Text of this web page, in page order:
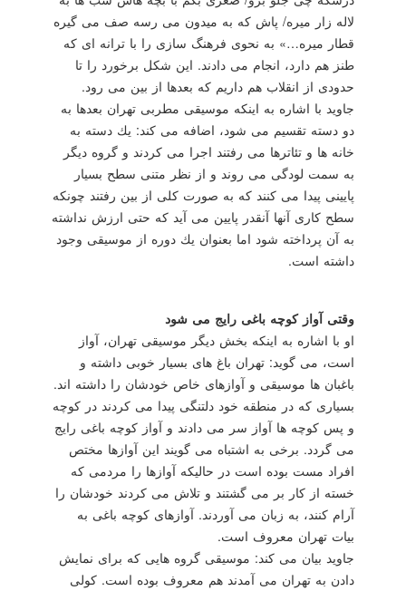
لاله زار میره/ پاش كه به میدون می رسه صف می گیره
قطار میره…» به نحوی فرهنگ سازی را با ترانه ای كه
طنز هم دارد، انجام می دادند. این شكل برخورد را تا
حدودی از انقلاب هم داریم كه بعدها از بین می رود.
جاوید با اشاره به اینكه موسیقی مطربی تهران بعدها به
دو دسته تقسیم می شود، اضافه می كند: یك دسته به
خانه ها و تئاترها می رفتند اجرا می كردند و گروه دیگر
به سمت لودگی می روند و از نظر متنی سطح بسیار
پایینی پیدا می كنند كه به صورت كلی از بین رفتند چونكه
سطح كاری آنها آنقدر پایین می آید كه حتی ارزش نداشته
به آن پرداخته شود اما بعنوان یك دوره از موسیقی وجود
داشته است.
وقتی آواز كوچه باغی رایج می شود
او با اشاره به اینكه بخش دیگر موسیقی تهران، آواز
است، می گوید: تهران باغ های بسیار خوبی داشته و
باغبان ها موسیقی و آوازهای خاص خودشان را داشته اند.
بسیاری كه در منطقه خود دلتنگی پیدا می كردند در كوچه
و پس كوچه ها آواز سر می دادند و آواز كوچه باغی رایج
می گردد. برخی به اشتباه می گویند این آوازها مختص
افراد مست بوده است در حالیكه آوازها را مردمی كه
خسته از كار بر می گشتند و تلاش می كردند خودشان را
آرام كنند، به زبان می آوردند. آوازهای كوچه باغی به
بیات تهران معروف است.
جاوید بیان می كند: موسیقی گروه هایی كه برای نمایش
دادن به تهران می آمدند هم معروف بوده است. كولی